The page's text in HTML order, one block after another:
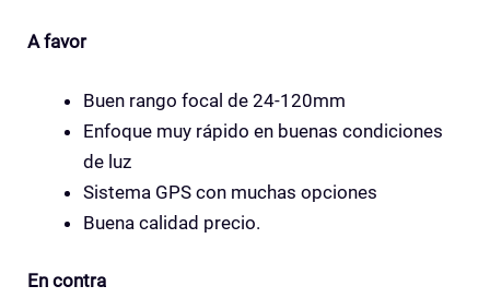
A favor
Buen rango focal de 24-120mm
Enfoque muy rápido en buenas condiciones
de luz
Sistema GPS con muchas opciones
Buena calidad precio.
En contra